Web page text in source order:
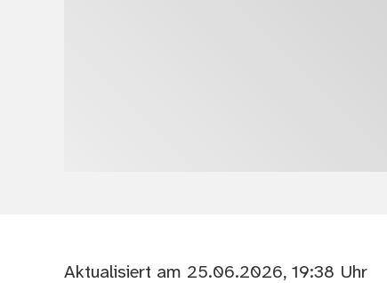
Aktualisiert am 25.06.2026, 19:38 Uhr